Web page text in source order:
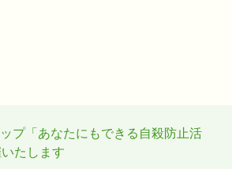
プ「あなたにもできる自殺防止活
たします